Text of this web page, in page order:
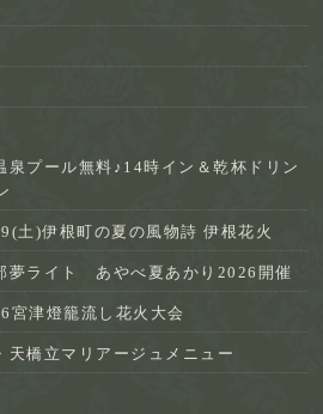
泉プール無料♪14時イン＆乾杯ドリン
土)伊根町の夏の風物詩 伊根花火
夢ライト あやべ夏あかり2026開催
宮津燈籠流し花火大会
天橋立マリアージュメニュー